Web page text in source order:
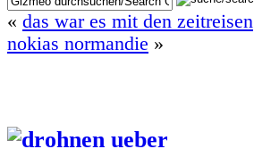
« das war es mit den zeitreisen
nokias normandie »